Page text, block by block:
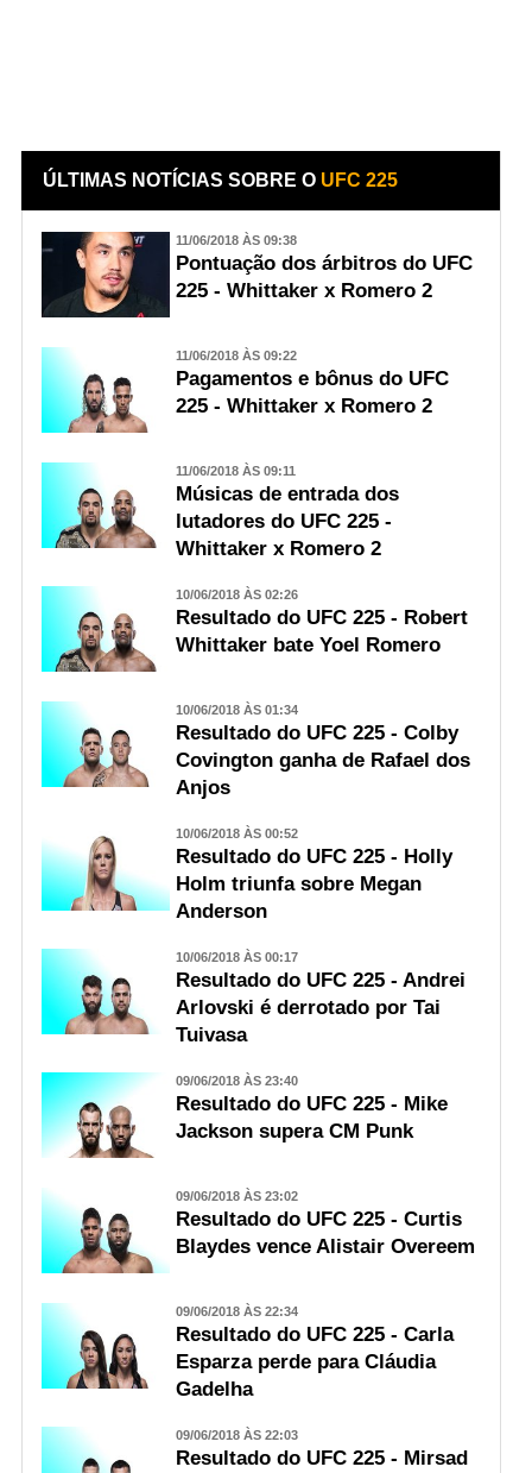
ÚLTIMAS NOTÍCIAS SOBRE O UFC 225
11/06/2018 ÀS 09:38
Pontuação dos árbitros do UFC
225 - Whittaker x Romero 2
11/06/2018 ÀS 09:22
Pagamentos e bônus do UFC
225 - Whittaker x Romero 2
11/06/2018 ÀS 09:11
Músicas de entrada dos
lutadores do UFC 225 -
Whittaker x Romero 2
10/06/2018 ÀS 02:26
Resultado do UFC 225 - Robert
Whittaker bate Yoel Romero
10/06/2018 ÀS 01:34
Resultado do UFC 225 - Colby
Covington ganha de Rafael dos
Anjos
10/06/2018 ÀS 00:52
Resultado do UFC 225 - Holly
Holm triunfa sobre Megan
Anderson
10/06/2018 ÀS 00:17
Resultado do UFC 225 - Andrei
Arlovski é derrotado por Tai
Tuivasa
09/06/2018 ÀS 23:40
Resultado do UFC 225 - Mike
Jackson supera CM Punk
09/06/2018 ÀS 23:02
Resultado do UFC 225 - Curtis
Blaydes vence Alistair Overeem
09/06/2018 ÀS 22:34
Resultado do UFC 225 - Carla
Esparza perde para Cláudia
Gadelha
09/06/2018 ÀS 22:03
Resultado do UFC 225 - Mirsad